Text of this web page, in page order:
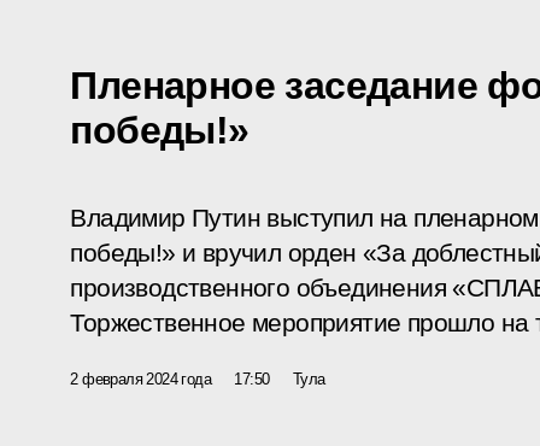
Пленарное заседание
победы!»
Владимир Путин выступил на
победы!» и вручил орден «За
производственного объединения
Торжественное мероприятие прошло на
2 февраля 2024 года 17:50 Тула